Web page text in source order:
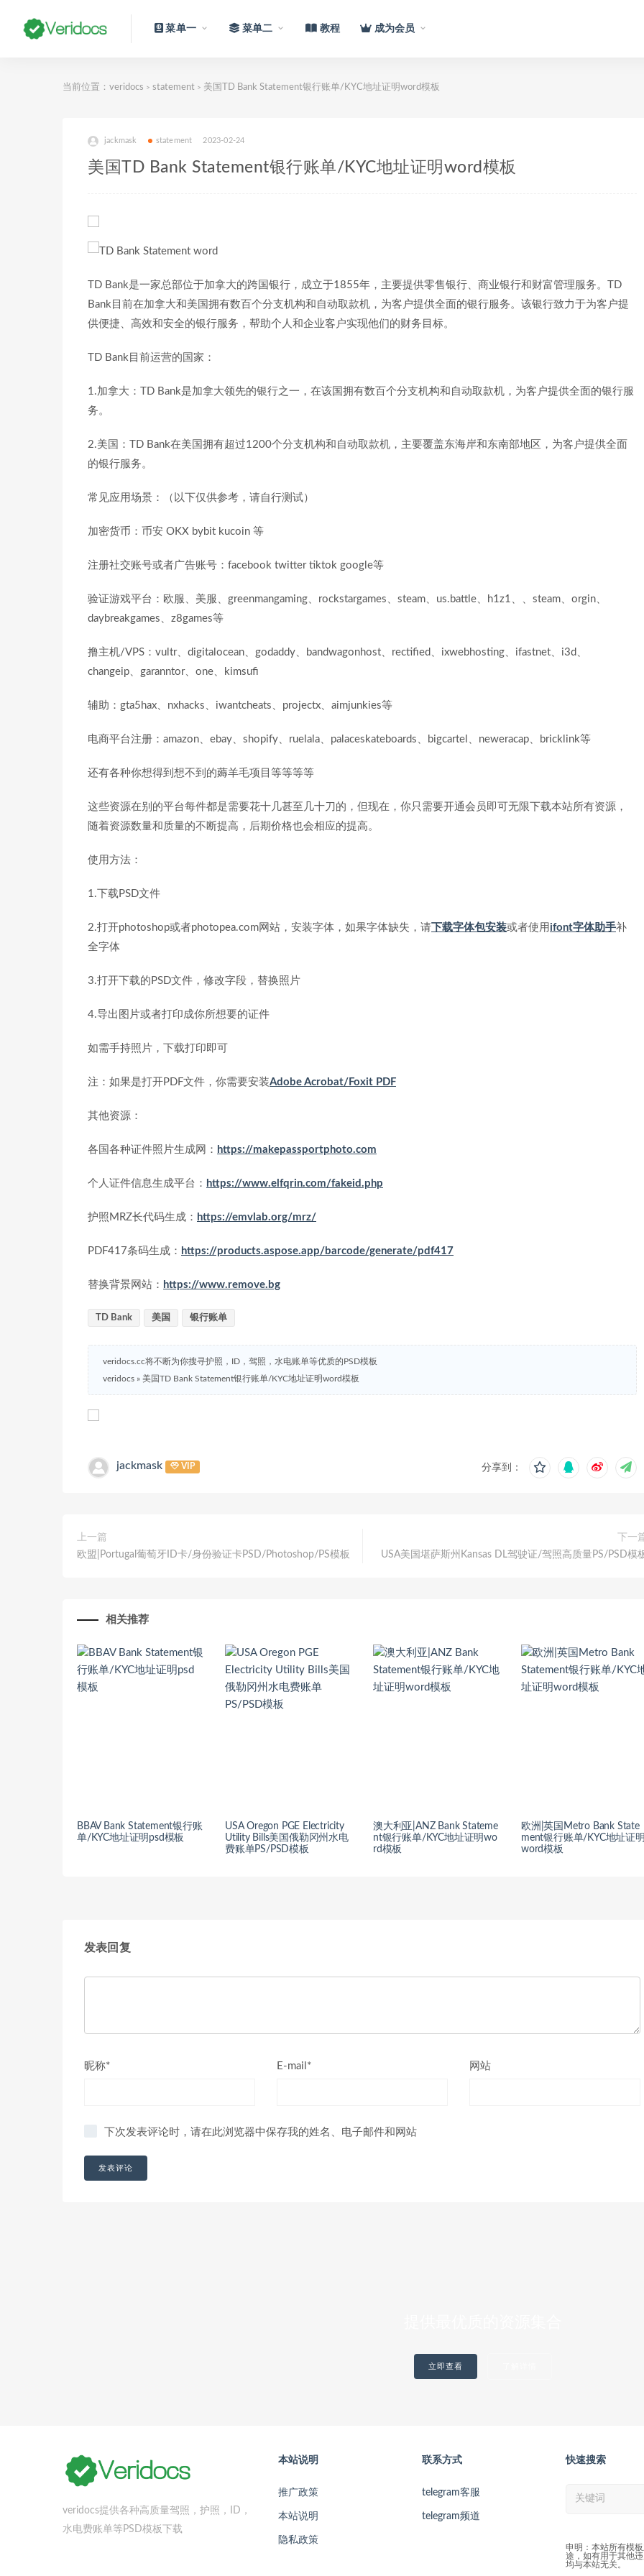
菜单一 菜单二 教程 成为会员
当前位置： veridocs > statement > 美国TD Bank Statement银行账单/KYC地址证明word模板
jackmask statement 2023-02-24
美国TD Bank Statement银行账单/KYC地址证明word模板
TD Bank是一家总部位于加拿大的跨国银行，成立于1855年，主要提供零售银行、商业银行和财富管理服务。TD
Bank目前在加拿大和美国拥有数百个分支机构和自动取款机，为客户提供全面的银行服务。该银行致力于为客户提
供便捷、高效和安全的银行服务，帮助个人和企业客户实现他们的财务目标。
TD Bank目前运营的国家：
1.加拿大：TD Bank是加拿大领先的银行之一，在该国拥有数百个分支机构和自动取款机，为客户提供全面的银行服
务。
2.美国：TD Bank在美国拥有超过1200个分支机构和自动取款机，主要覆盖东海岸和东南部地区，为客户提供全面
的银行服务。
常见应用场景：（以下仅供参考，请自行测试）
加密货币：币安 OKX bybit kucoin 等
注册社交账号或者广告账号：facebook twitter tiktok google等
验证游戏平台：欧服、美服、greenmangaming、rockstargames、steam、us.battle、h1z1、、steam、orgin、
daybreakgames、z8games等
撸主机/VPS：vultr、digitalocean、godaddy、bandwagonhost、rectified、ixwebhosting、ifastnet、i3d、
changeip、garanntor、one、kimsufi
辅助：gta5hax、nxhacks、iwantcheats、projectx、aimjunkies等
电商平台注册：amazon、ebay、shopify、ruelala、palaceskateboards、bigcartel、neweracap、bricklink等
还有各种你想得到想不到的薅羊毛项目等等等等
这些资源在别的平台每件都是需要花十几甚至几十刀的，但现在，你只需要开通会员即可无限下载本站所有资源，
随着资源数量和质量的不断提高，后期价格也会相应的提高。
使用方法：
1.下载PSD文件
2.打开photoshop或者photopea.com网站，安装字体，如果字体缺失，请 下载字体包安装或者使用ifont字体助手补
全字体
3.打开下载的PSD文件，修改字段，替换照片
4.导出图片或者打印成你所想要的证件
如需手持照片，下载打印即可
注：如果是打开PDF文件，你需要安装Adobe Acrobat/Foxit PDF
其他资源：
各国各种证件照片生成网： https://makepassportphoto.com
个人证件信息生成平台： https://www.elfqrin.com/fakeid.php
护照MRZ长代码生成： https://emvlab.org/mrz/
PDF417条码生成： https://products.aspose.app/barcode/generate/pdf417
替换背景网站： https://www.remove.bg
TD Bank 美国 银行账单
veridocs.cc将不断为你搜寻护照，ID，驾照，水电账单等优质的PSD模板
veridocs » 美国TD Bank Statement银行账单/KYC地址证明word模板
jackmask VIP 分享到：
上一篇
欧盟|Portugal葡萄牙ID卡/身份验证卡PSD/Photoshop/PS模板
下一
USA美国堪萨斯州Kansas DL驾驶证/驾照高质量PS/PSD模
相关推荐
BBAV Bank Statement银行账
单/KYC地址证明psd模板
USA Oregon PGE Electricity
Utility Bills美国俄勒冈州水电
费账单PS/PSD模板
澳大利亚|ANZ Bank Stateme
nt银行账单/KYC地址证明wo
rd模板
欧洲|英国Metro Bank State
ment银行账单/KYC地址证
word模板
发表回复
昵称* E-mail* 网站
下次发表评论时，请在此浏览器中保存我的姓名、电子邮件和网站
立即查看
veridocs提供各种高质量驾照，护照，ID，
水电费账单等PSD模板下载
本站说明
推广政策
本站说明
隐私政策
联系方式
telegram客服
telegram频道
快速搜索
申明：本站所有模
途，如有用于其他
均与本站无关。